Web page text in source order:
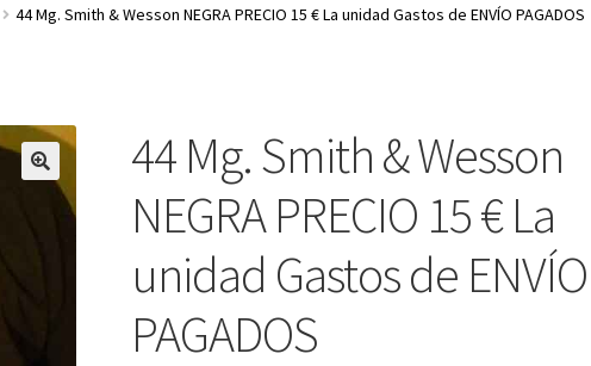
44 Mg. Smith & Wesson NEGRA PRECIO 15 € La unidad Gastos de ENVÍO PAGADOS
44 Mg. Smith & Wesson
NEGRA PRECIO 15 € La
unidad Gastos de ENVÍO
PAGADOS